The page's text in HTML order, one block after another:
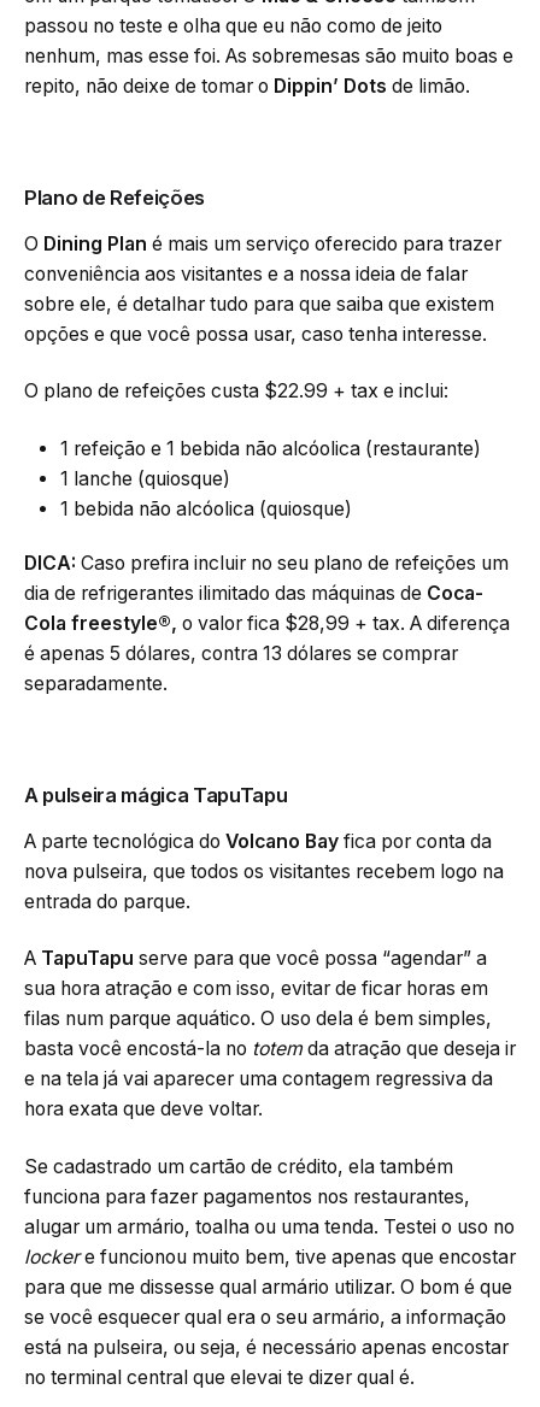
passou no teste e olha que eu não como de jeito
nenhum, mas esse foi. As sobremesas são muito boas e
repito, não deixe de tomar o Dippin’ Dots de limão.
Plano de Refeições
O Dining Plan é mais um serviço oferecido para trazer
conveniência aos visitantes e a nossa ideia de falar
sobre ele, é detalhar tudo para que saiba que existem
opções e que você possa usar, caso tenha interesse.
O plano de refeições custa $22.99 + tax e inclui:
1 refeição e 1 bebida não alcóolica (restaurante)
1 lanche (quiosque)
1 bebida não alcóolica (quiosque)
DICA: Caso prefira incluir no seu plano de refeições um
dia de refrigerantes ilimitado das máquinas de Coca-
Cola freestyle®, o valor fica $28,99 + tax. A diferença
é apenas 5 dólares, contra 13 dólares se comprar
separadamente.
A pulseira mágica TapuTapu
A parte tecnológica do Volcano Bay fica por conta da
nova pulseira, que todos os visitantes recebem logo na
entrada do parque.
A TapuTapu serve para que você possa “agendar” a
sua hora atração e com isso, evitar de ficar horas em
filas num parque aquático. O uso dela é bem simples,
basta você encostá-la no totemda atração que deseja ir
e na tela já vai aparecer uma contagem regressiva da
hora exata que deve voltar.
Se cadastrado um cartão de crédito, ela também
funciona para fazer pagamentos nos restaurantes,
alugar um armário, toalha ou uma tenda. Testei o uso no
lockere funcionou muito bem, tive apenas que encostar
para que me dissesse qual armário utilizar. O bom é que
se você esquecer qual era o seu armário, a informação
está na pulseira, ou seja, é necessário apenas encostar
no terminal central que elevai te dizer qual é.